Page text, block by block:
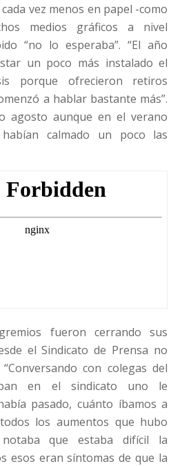
vez menos en papel -como
medios gráficos a nivel
“no lo esperaba”. “El año
un poco más instalado el
porque ofrecieron retiros
a hablar bastante más”.
agosto aunque en el verano
calmado un poco las
fueron cerrando sus
el Sindicato de Prensa no
con colegas del
en el sindicato uno le
pasado, cuánto íbamos a
los aumentos que hubo
que estaba difícil la
esos eran síntomas de que la